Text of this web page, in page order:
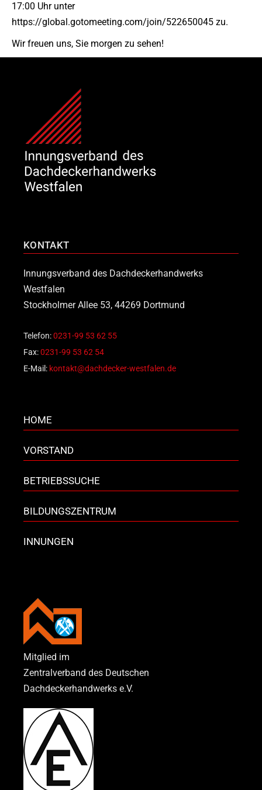
17:00 Uhr unter
https://global.gotomeeting.com/join/522650045 zu.
Wir freuen uns, Sie morgen zu sehen!
KONTAKT
Innungsverband des Dachdeckerhandwerks
Westfalen
Stockholmer Allee 53, 44269 Dortmund
Telefon:0231-99 53 62 55
Fax:0231-99 53 62 54
E-Mail: kontakt@dachdecker-westfalen.de
HOME
VORSTAND
BETRIEBSSUCHE
BILDUNGSZENTRUM
INNUNGEN
Mitglied im
Zentralverband des Deutschen
Dachdeckerhandwerks e.V.